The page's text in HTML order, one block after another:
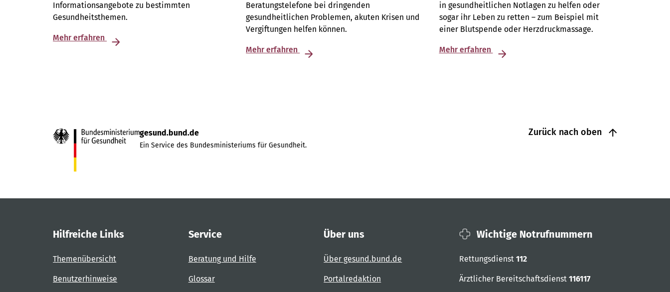
Informationsangebote zu bestimmten
Gesundheitsthemen.
Mehr erfahren
Beratungstelefone bei dringenden
gesundheitlichen Problemen, akuten Krisen und
Vergiftungen helfen können.
Mehr erfahren
in gesundheitlichen Notlagen zu helfen oder
sogar ihr Leben zu retten – zum Beispiel mit
einer Blutspende oder Herzdruckmassage.
Mehr erfahren
Zurück nach oben
gesund.bund.de
Ein Service des Bundesministeriums für Gesundheit.
Hilfreiche Links
Themenübersicht
Benutzerhinweise
Service
Beratung und Hilfe
Glossar
Über uns
Über gesund.bund.de
Portalredaktion
Wichtige Notrufnummern
Rettungsdienst 112
Ärztlicher Bereitschaftsdienst 116117